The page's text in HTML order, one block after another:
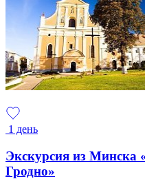
1 день
Экскурсия из Минска
Гродно»